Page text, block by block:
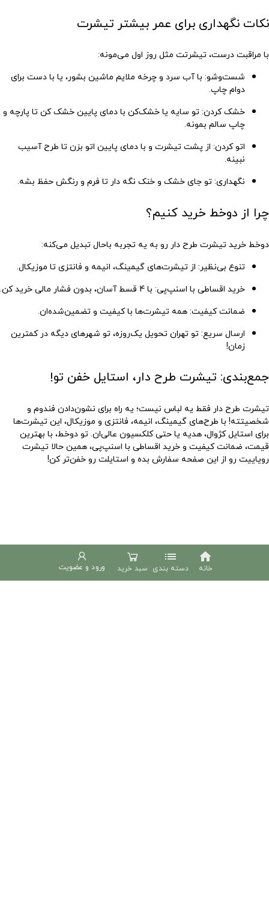
نکات نگهداری برای عمر بیشتر تیشرت
با مراقبت درست، تیشرتت مثل روز اول می‌مونه:
شست‌وشو: با آب سرد و چرخه ملایم ماشین بشور، یا با دست برای
دوام چاپ.
خشک کردن: تو سایه یا خشک‌کن با دمای پایین خشک کن تا پارچه و
چاپ سالم بمونه.
اتو کردن: از پشت تیشرت و با دمای پایین اتو بزن تا طرح آسیب
نبینه.
نگهداری: تو جای خشک و خنک نگه دار تا فرم و رنگش حفظ بشه.
چرا از دوخط خرید کنیم؟
دوخط خرید تیشرت طرح دار رو به یه تجربه باحال تبدیل می‌کنه:
تنوع بی‌نظیر: از تیشرت‌های گیمینگ، انیمه و فانتزی تا موزیکال.
خرید اقساطی با اسنپ‌پی: با 4 قسط آسان، بدون فشار مالی خرید کن.
ضمانت کیفیت: همه تیشرت‌ها با کیفیت و تضمین‌شده‌ان.
ارسال سریع: تو تهران تحویل یک‌روزه، تو شهرهای دیگه در کمترین
زمان!
جمع‌بندی: تیشرت طرح دار، استایل خفن تو!
تیشرت طرح دار فقط یه لباس نیست؛ یه راه برای نشون‌دادن فندوم و
شخصیتته! با طرح‌های گیمینگ، انیمه، فانتزی و موزیکال، این تیشرت‌ها
برای استایل کژوال، هدیه یا حتی کلکسیون عالی‌ان. تو دوخط، با بهترین
قیمت، ضمانت کیفیت و خرید اقساطی با اسنپ‌پی، همین حالا تیشرت
رویاییت رو از این صفحه سفارش بده و استایلت رو خفن‌تر کن!
home
خانه
list
دسته بندی سبد خرید ورود و عضویت